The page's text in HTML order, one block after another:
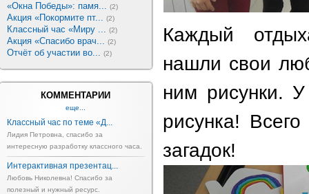
«Окна Победы»: памя... (2)
Акция «Покормите пт... (2)
Классный час «Миру ... (2)
Акция «Спасибо врач... (2)
Отчёт об участии во... (2)
КОММЕНТАРИИ
еще...
Классный час по теме «Д...
Лидия Петровна, спасибо за
интересную разработку классного часа.
Интерактивная презентац...
Любовь Николевна! Спасибо за
полезный и нужный ресурс.
Каждый
нашли свои
ним рисунки.
рисунка!
загадок!